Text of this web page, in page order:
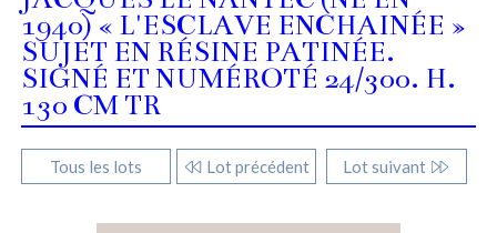
1940) « L'ESCLAVE ENCHAINÉE »
SUJET EN RÉSINE PATINÉE.
SIGNÉ ET NUMÉROTÉ 24/300. H.
130 CM TR
Tous les lots Lot précédent Lot suivant